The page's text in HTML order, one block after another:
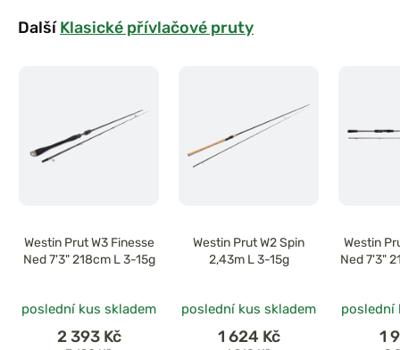
DalšíKlasické přívlačové pruty
Westin Prut W3 Finesse
Ned 7'3" 218cm L 3-15g
poslední kus skladem
2 393 Kč
Westin Prut W2 Spin
2,43m L 3-15g
poslední kus skladem
1 624 Kč
Westin
Ned 7'3"
poslední
1